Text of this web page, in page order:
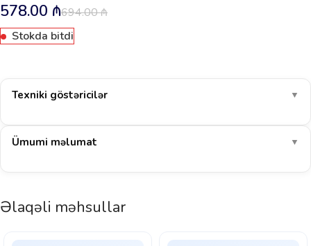
694.00₼
578.00 ₼
Stokda bitdi
Texniki göstəricilər ▼
Ümumi məlumat ▼
Əlaqəli məhsullar